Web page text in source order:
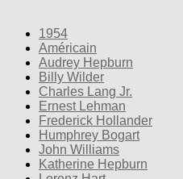
1954
Américain
Audrey Hepburn
Billy Wilder
Charles Lang Jr.
Ernest Lehman
Frederick Hollander
Humphrey Bogart
John Williams
Katherine Hepburn